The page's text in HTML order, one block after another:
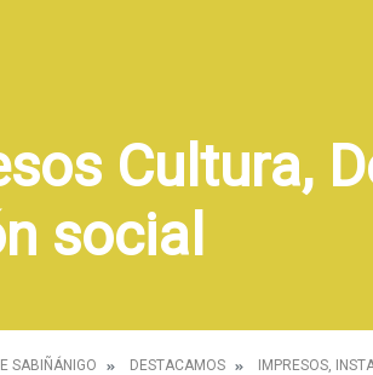
Cultura,
social
SABIÑÁNIGO DESTACAMOS IMPRESOS,